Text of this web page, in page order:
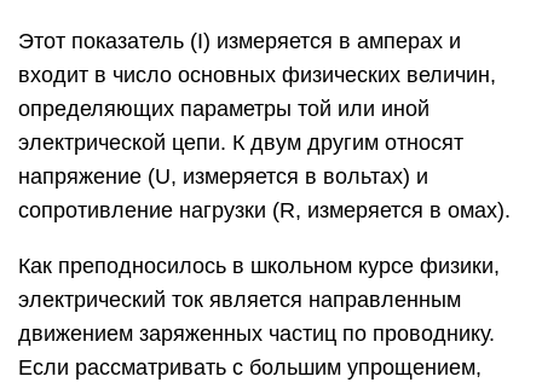
Этот показатель (I) измеряется в амперах и
входит в число основных физических величин,
определяющих параметры той или иной
электрической цепи. К двум другим относят
напряжение (U, измеряется в вольтах) и
сопротивление нагрузки (R, измеряется в омах).
Как преподносилось в школьном курсе физики,
электрический ток является направленным
движением заряженных частиц по проводнику.
Если рассматривать с большим упрощением,